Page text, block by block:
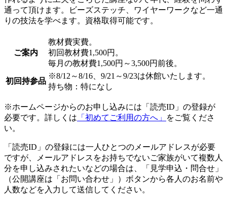
通って頂けます。ビーズステッチ、ワイヤーワークなど一通
りの技法を学べます。資格取得可能です。
ご案内
教材費実費。
初回教材費1,500円。
毎月の教材費1,500円～3,500円前後。
初回持参品
※8/12～8/16、9/21～9/23は休館いたします。
持ち物：特になし
※ホームページからのお申し込みには「読売ID」の登録が
必要です。詳しくは 「初めてご利用の方へ」
をご覧くださ
い。
「読売ID」の登録には一人ひとつのメールアドレスが必要
ですが、メールアドレスをお持ちでないご家族がいて複数人
分を申し込みされたいなどの場合は、「見学申込・問合せ」
（公開講座は「お問い合わせ」）ボタンから各人のお名前や
人数などを入力して送信してください。